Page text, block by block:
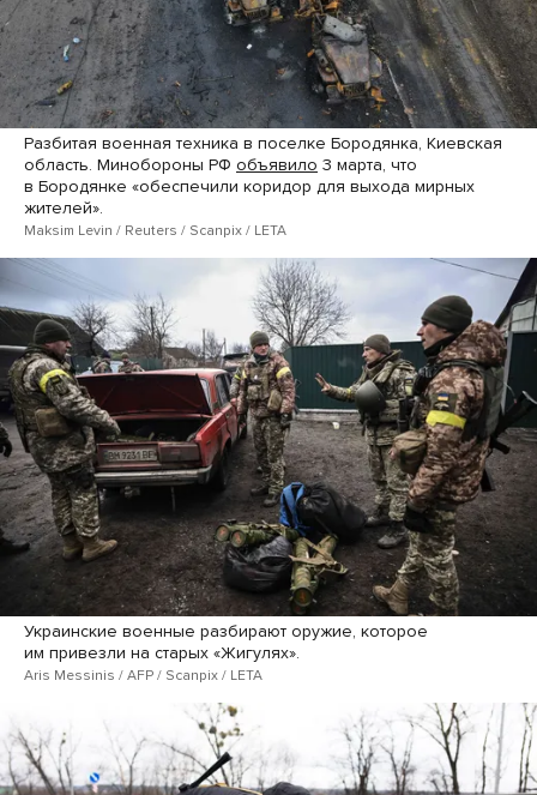
Разбитая военная техника в поселке Бородянка, Киевская
область. Минобороны РФ объявило 3 марта, что
в Бородянке «обеспечили коридор для выхода мирных
жителей».
Maksim Levin / Reuters / Scanpix / LETA
Украинские военные разбирают оружие, которое
им привезли на старых «Жигулях».
Aris Messinis / AFP / Scanpix / LETA